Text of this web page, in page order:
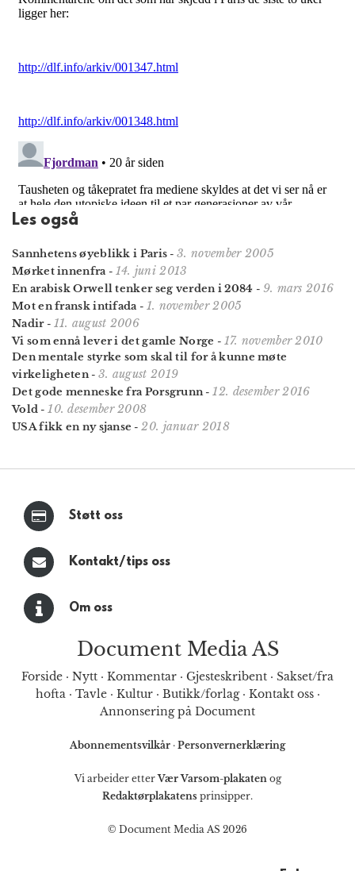
Les også
Sannhetens øyeblikk i Paris -3. november 2005
Mørket innenfra - 14. juni 2013
En arabisk Orwell tenker seg verden i 2084 - 9. mars 2016
Mot en fransk intifada - 1. november 2005
Nadir- 11. august 2006
Vi som ennå lever i det gamle Norge - 17. november 2010
Den mentale styrke som skal til for å kunne møte
virkeligheten- 3. august 2019
Det gode menneske fra Porsgrunn-12. desember 2016
Vold -10. desember 2008
USA fikk en ny sjanse -20. januar 2018
Støtt oss
Kontakt/tips oss
Om oss
Document Media AS
Forside · Nytt · Kommentar · Gjesteskribent · Sakset/fra
hofta· Tavle· Kultur· Butikk/forlag· Kontakt oss·
Annonsering på Document
Abonnementsvilkår · Personvernerklæring
Vi arbeider etterVær Varsom-plakatenog
Redaktørplakatens prinsipper.
© Document Media AS 2026